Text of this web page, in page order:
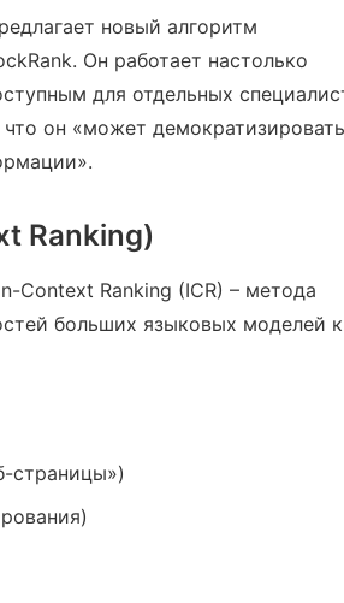
новый алгоритм
Он работает настолько
для отдельных
он «может демократизировать
Ranking)
Context Ranking (ICR) – метода
больших языковых моделей к
страницы»)